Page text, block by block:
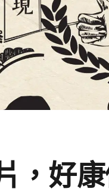
，好